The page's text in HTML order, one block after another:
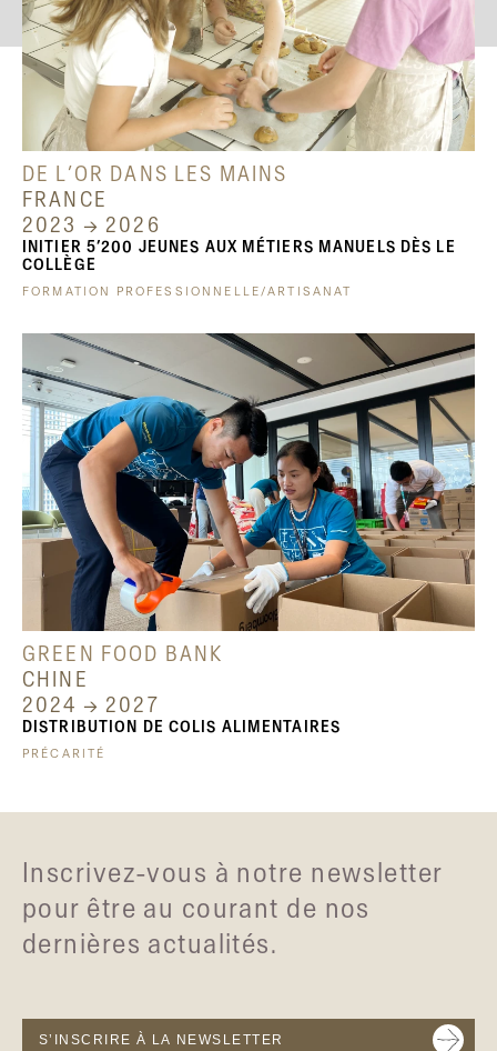
DE L’OR DANS LES MAINS
FRANCE
2023 → 2026
INITIER 5’200 JEUNES AUX MÉTIERS MANUELS DÈS LE
COLLÈGE
FORMATION PROFESSIONNELLE/ARTISANAT
GREEN FOOD BANK
CHINE
2024 → 2027
DISTRIBUTION DE COLIS ALIMENTAIRES
PRÉCARITÉ
Inscrivez-vous à notre newsletter
pour être au courant de nos
dernières actualités.
S’INSCRIRE À LA NEWSLETTER